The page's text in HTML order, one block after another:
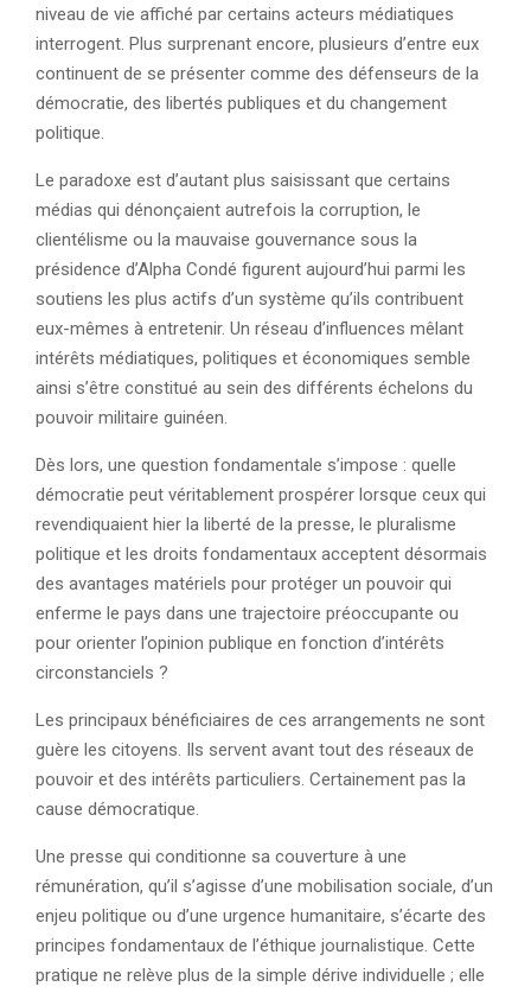
niveau de vie affiché par certains acteurs médiatiques
interrogent. Plus surprenant encore, plusieurs d’entre eux
continuent de se présenter comme des défenseurs de la
démocratie, des libertés publiques et du changement
politique.
Le paradoxe est d’autant plus saisissant que certains
médias qui dénonçaient autrefois la corruption, le
clientélisme ou la mauvaise gouvernance sous la
présidence d’Alpha Condé figurent aujourd’hui parmi les
soutiens les plus actifs d’un système qu’ils contribuent
eux-mêmes à entretenir. Un réseau d’influences mêlant
intérêts médiatiques, politiques et économiques semble
ainsi s’être constitué au sein des différents échelons du
pouvoir militaire guinéen.
Dès lors, une question fondamentale s’impose : quelle
démocratie peut véritablement prospérer lorsque ceux qui
revendiquaient hier la liberté de la presse, le pluralisme
politique et les droits fondamentaux acceptent désormais
des avantages matériels pour protéger un pouvoir qui
enferme le pays dans une trajectoire préoccupante ou
pour orienter l’opinion publique en fonction d’intérêts
circonstanciels ?
Les principaux bénéficiaires de ces arrangements ne sont
guère les citoyens. Ils servent avant tout des réseaux de
pouvoir et des intérêts particuliers. Certainement pas la
cause démocratique.
Une presse qui conditionne sa couverture à une
rémunération, qu’il s’agisse d’une mobilisation sociale, d’un
enjeu politique ou d’une urgence humanitaire, s’écarte des
principes fondamentaux de l’éthique journalistique. Cette
pratique ne relève plus de la simple dérive individuelle ; elle